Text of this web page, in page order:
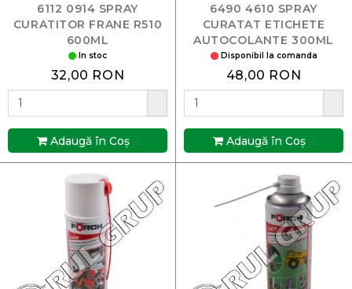
6112 0914 SPRAY
CURATITOR FRANE R510
600ML
In stoc
32,00 RON
Adaugă în Coş
6490 4610 SPRAY
CURATAT ETICHETE
AUTOCOLANTE 300ML
Disponibil la comanda
48,00 RON
Adaugă în Coş